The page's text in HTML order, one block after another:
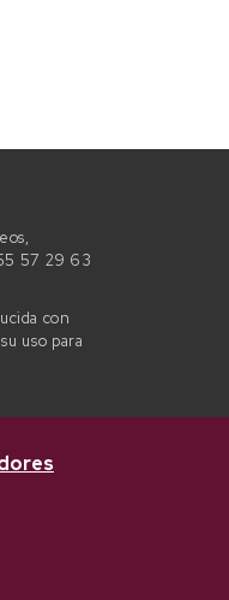
57 29 63
con
uso para